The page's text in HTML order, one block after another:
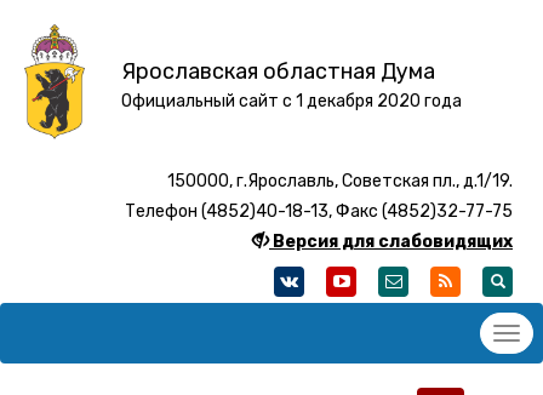
Ярославская областная Дума
Официальный сайт с 1 декабря 2020 года
150000, г.Ярославль, Советская пл., д.1/19.
Телефон (4852)40-18-13, Факс (4852)32-77-75
Версия для слабовидящих